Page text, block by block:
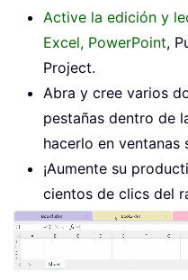
Active la edición y
Excel, PowerPoint,
Project.
Abra y cree varios
pestañas dentro de
hacerlo en ventanas
¡Aumente su
cientos de clics del